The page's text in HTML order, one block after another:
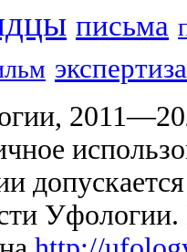
письма
экспертиза